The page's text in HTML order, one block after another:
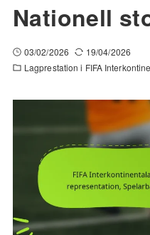
Nationell
03/02/2026
19/04/2026
Lagprestation i FIFA